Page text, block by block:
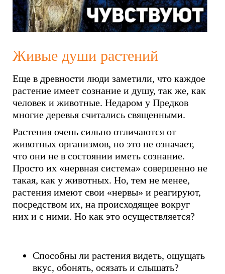
Живые души растений
Еще в древности люди заметили, что каждое
растение имеет сознание и душу, так же, как
человек и животные. Недаром у Предков
многие деревья считались священными.
Растения очень сильно отличаются от
животных организмов, но это не означает,
что они не в состоянии иметь сознание.
Просто их «нервная система» совершенно не
такая, как у животных. Но, тем не менее,
растения имеют свои «нервы» и реагируют,
посредством их, на происходящее вокруг
них и с ними. Но как это осуществляется?
Способны ли растения видеть, ощущать
вкус, обонять, осязать и слышать?